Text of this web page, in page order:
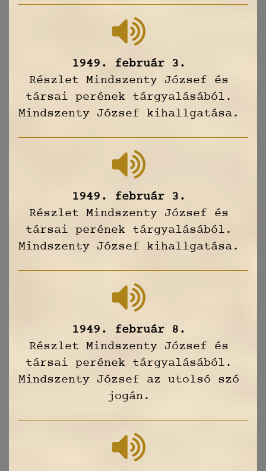
1949. február 3.
Részlet Mindszenty József és
társai perének tárgyalásából.
Mindszenty József kihallgatása.
1949. február 3.
Részlet Mindszenty József és
társai perének tárgyalásából.
Mindszenty József kihallgatása.
1949. február 8.
Részlet Mindszenty József és
társai perének tárgyalásából.
Mindszenty József az utolsó szó
jogán.